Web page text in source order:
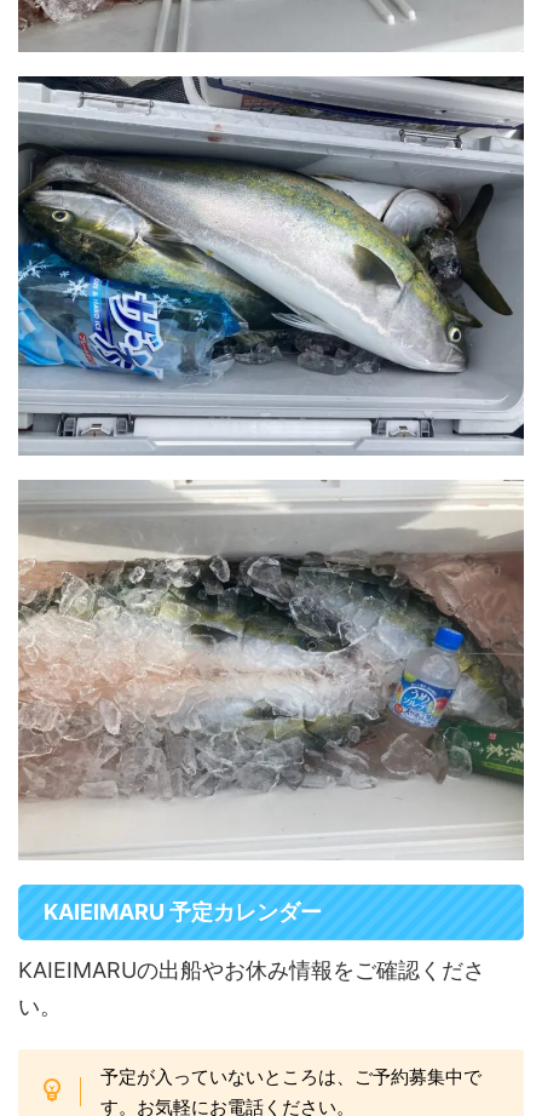
KAIEIMARU 予定カレンダー
KAIEIMARUの出船やお休み情報をご確認くださ
い。
予定が入っていないところは、ご予約募集中で
す。お気軽にお電話ください。